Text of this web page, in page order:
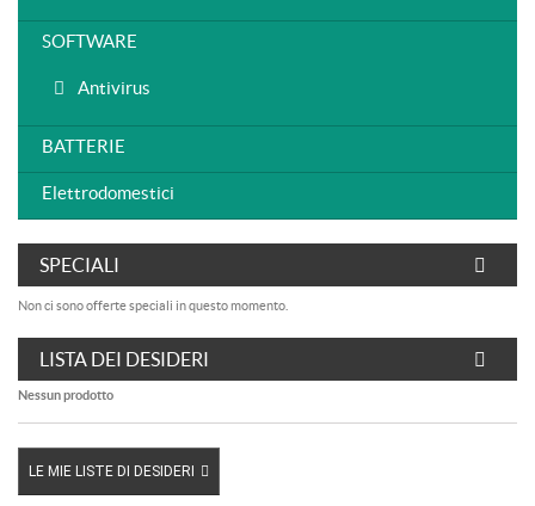
SOFTWARE
Antivirus
BATTERIE
Elettrodomestici
SPECIALI
Non ci sono offerte speciali in questo momento.
LISTA DEI DESIDERI
Nessun prodotto
LE MIE LISTE DI DESIDERI